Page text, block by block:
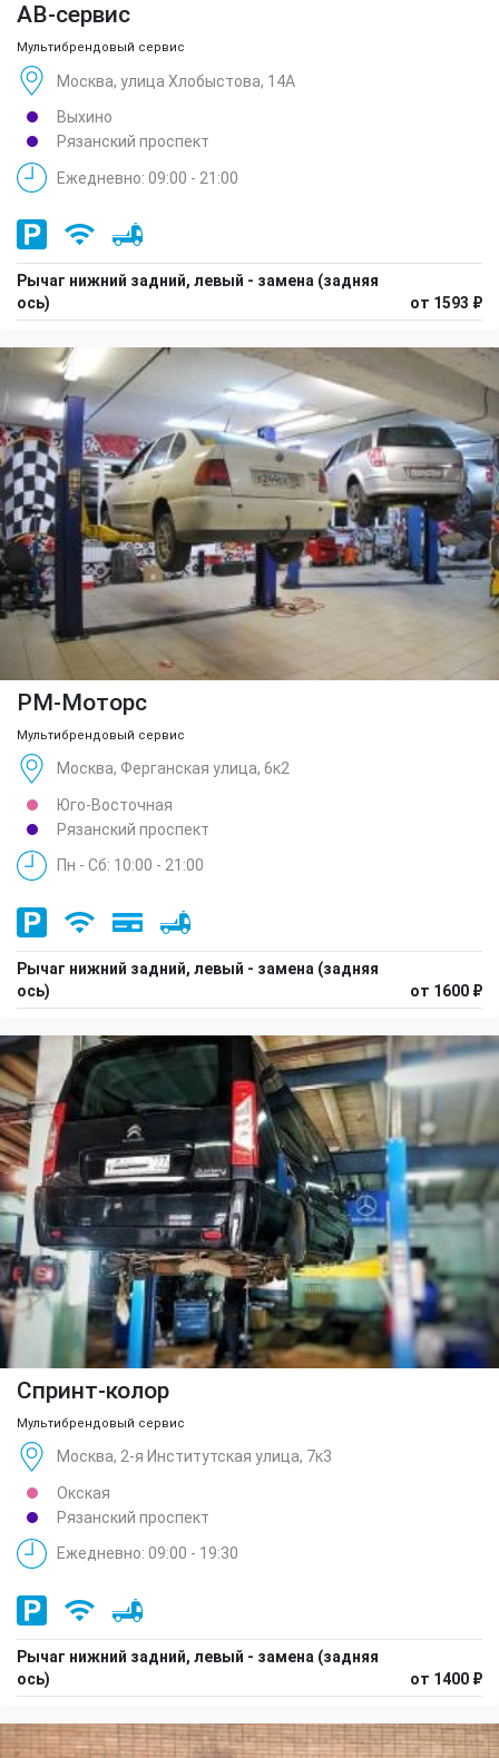
АВ-сервис
Мультибрендовый сервис
Москва, улица Хлобыстова, 14А
Выхино
Рязанский проспект
Ежедневно: 09:00 - 21:00
Рычаг нижний задний, левый - замена (задняя
ось)
от 1593 ₽
РМ-Моторс
Мультибрендовый сервис
Москва, Ферганская улица, 6к2
Юго-Восточная
Рязанский проспект
Пн - Сб: 10:00 - 21:00
Рычаг нижний задний, левый - замена (задняя
ось)
от 1600 ₽
Спринт-колор
Мультибрендовый сервис
Москва, 2-я Институтская улица, 7к3
Окская
Рязанский проспект
Ежедневно: 09:00 - 19:30
Рычаг нижний задний, левый - замена (задняя
ось)
от 1400 ₽